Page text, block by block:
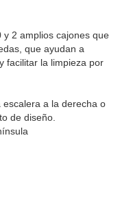
2 amplios cajones que
que ayudan a
facilitar la limpieza por
a la derecha o
de diseño.